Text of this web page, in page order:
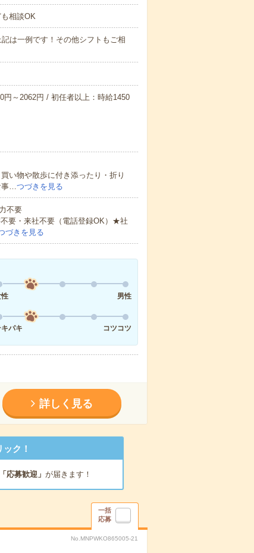
相談OK
は一例です！その他シフトもご相
～2062円 / 初任者以上：時給1450
い物や散歩に付き添ったり・折り
事…つづきを見る
不要
要・来社不要（電話登録OK）★社
づきを見る
男性
パキ
コツコツ
詳しく見る
ク！
応募歓迎」 が届きます！
一括
応募
No.MNPWKO865005-21